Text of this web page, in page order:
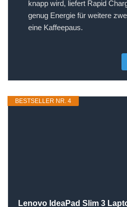
knapp wird, liefert Rapid
genug Energie für weitere
eine Kaffeepaus.
BESTSELLER NR. 4
Lenovo IdeaPad Slim 3